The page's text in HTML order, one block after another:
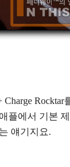
Rocktar
플에서 기본
얘기지요.